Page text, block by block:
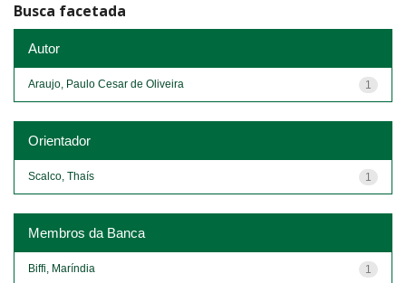
Busca facetada
Autor
1
Araujo, Paulo Cesar de Oliveira
Orientador
1
Scalco, Thaís
Membros da Banca
1
Biffi, Maríndia